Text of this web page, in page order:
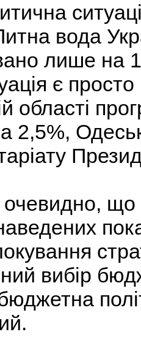
вода
лише на
є
області
2,5%,
що
вибір